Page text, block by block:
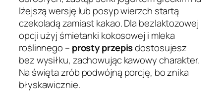
lżejszą wersję lub posyp wierzch startą
czekoladą zamiast kakao. Dla bezlaktozowej
opcji użyj śmietanki kokosowej i mleka
roślinnego – prosty przepisdostosujesz
bez wysiłku, zachowując kawowy charakter.
Na święta zrób podwójną porcję, bo znika
błyskawicznie.